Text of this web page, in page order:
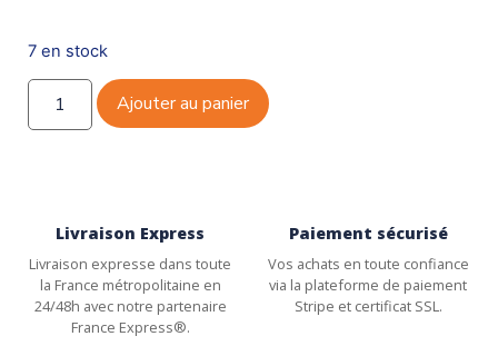
7 en stock
Ajouter au panier
Livraison Express
Livraison expresse dans toute
la France métropolitaine en
24/48h avec notre partenaire
France Express®.
Paiement sécurisé
Vos achats en toute confiance
via la plateforme de paiement
Stripe et certificat SSL.